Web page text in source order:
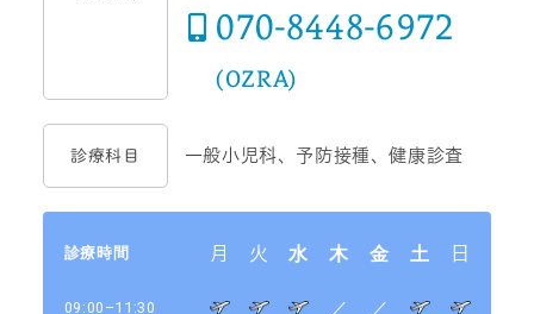
070-8448-6972
(OZRA)
診療科目 一般小児科、予防接種、健康診査
診療時間 月 火 水 木 金 土 日
09:00–11:30 ／ ／